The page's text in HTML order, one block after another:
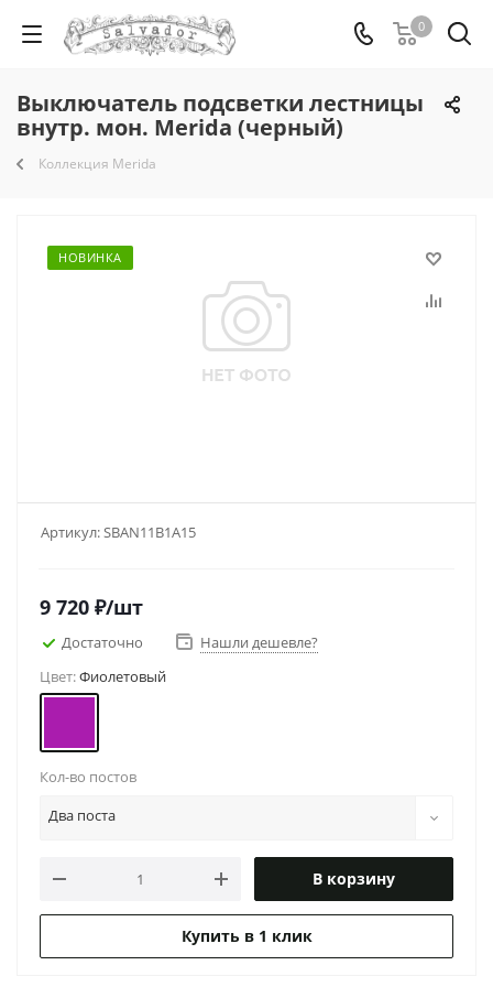
0
Выключатель подсветки лестницы
внутр. мон. Merida (черный)
Коллекция Merida
НОВИНКА
Артикул:SBAN11B1A15
9 720 ₽/шт
Достаточно
Нашли дешевле?
Цвет:Фиолетовый
Кол-во постов
Два поста
В корзину
Купить в 1 клик